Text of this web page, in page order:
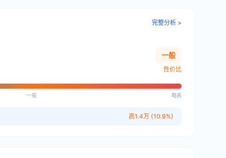
完整分析 >
一般
性价比
一般 略高
高1.4万 (10.9%)